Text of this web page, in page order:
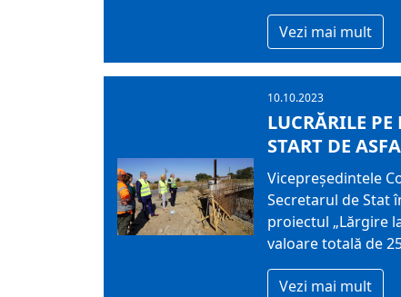
Vezi mai mult
10.10.2023
LUCRĂRILE
START DE
Vicepreședintele
Secretarul de Stat
proiectul „Lărgire
valoare totală de
Vezi mai mult